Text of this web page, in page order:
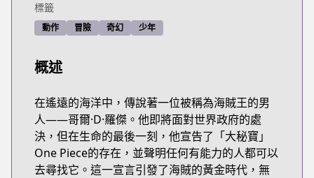
標籤
動作 冒險 奇幻 少年
概述
在遙遠的海洋中，傳說著一位被稱為海賊王的男
人——哥爾·D·羅傑。他即將面對世界政府的處
決，但在生命的最後一刻，他宣告了「大秘寶」
One Piece的存在，並聲明任何有能力的人都可以
去尋找它。這一宣言引發了海賊的黃金時代，無